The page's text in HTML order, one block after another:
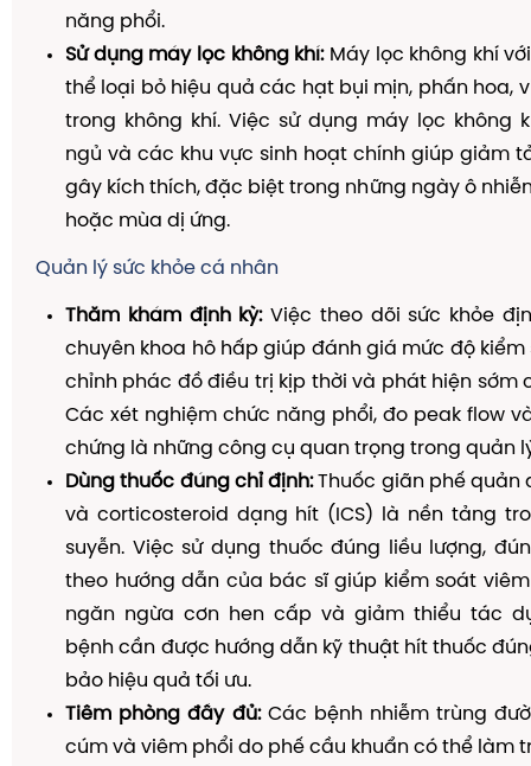
năng phổi.
Sử dụng máy lọc không khí:Máy lọc không khí với
thể loại bỏ hiệu quả các hạt bụi mịn, phấn hoa,
trong không khí. Việc sử dụng máy lọc không
ngủ và các khu vực sinh hoạt chính giúp giảm
gây kích thích, đặc biệt trong những ngày ô
hoặc mùa dị ứng.
Quản lý sức khỏe cá nhân
Thăm khám định kỳ:Việc theo dõi sức khỏe
chuyên khoa hô hấp giúp đánh giá mức độ kiểm
chỉnh phác đồ điều trị kịp thời và phát hiện sớm
Các xét nghiệm chức năng phổi, đo peak flow
chứng là những công cụ quan trọng trong quản
Dùng thuốc đúng chỉ định:Thuốc giãn phế quản
và corticosteroid dạng hít (ICS) là nền tảng
suyễn. Việc sử dụng thuốc đúng liều lượng,
theo hướng dẫn của bác sĩ giúp kiểm soát
ngăn ngừa cơn hen cấp và giảm thiểu tác
bệnh cần được hướng dẫn kỹ thuật hít thuốc
bảo hiệu quả tối ưu.
Tiêm phòng đầy đủ:Các bệnh nhiễm trùng
cúm và viêm phổi do phế cầu khuẩn có thể làm